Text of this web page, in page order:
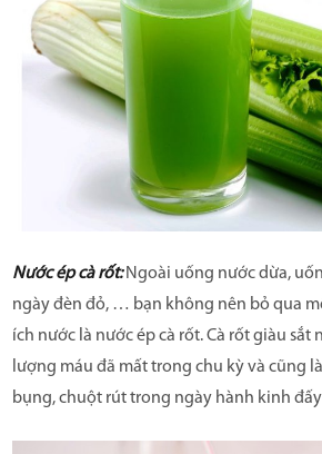
Nước ép cà rốt:Ngoài uống nước dừa,
ngày đèn đỏ, … bạn không nên bỏ qua
ích nước là nước ép cà rốt. Cà rốt giàu sắt
lượng máu đã mất trong chu kỳ và cũng
bụng, chuột rút trong ngày hành kinh